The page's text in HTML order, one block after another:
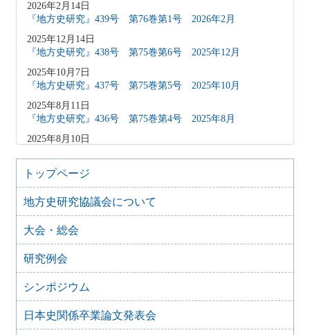
2026年2月14日
『地方史研究』439号 第76巻第1号 2026年2月
2025年12月14日
『地方史研究』438号 第75巻第6号 2025年12月
2025年10月7日
『地方史研究』437号 第75巻第5号 2025年10月
2025年8月11日
『地方史研究』436号 第75巻第4号 2025年8月
2025年8月10日
2025年6月9日
『地方史研究』435号 第75巻第3号 2025年6月
2025年4月9日
『地方史研究』434号 第75巻第2号 2025年4月
2025年2月10日
『地方史研究』433号 第75巻第1号 2025年2月
2025年1月15日
『地方史研究』432号 第74巻第6号 2024年12月
『地方史研究』431号 第74巻第5号 2024年10月
トップページ
地方史研究協議会について
大会・総会
研究例会
シンポジウム
日本史関係卒業論文発表会